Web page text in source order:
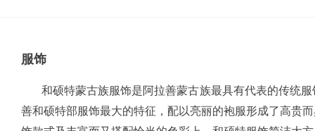
服饰
和硕特蒙古族服饰是阿拉善蒙古族最具有代表的传统服
善和硕特部服饰最大的特征，配以亮丽的袍服形成了高贵